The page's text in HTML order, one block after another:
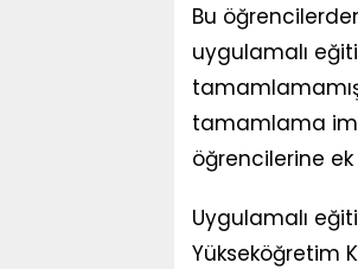
Bu
uygulamalı
tamamlama
öğrencilerine ek
Uygulamalı
Yükseköğretim